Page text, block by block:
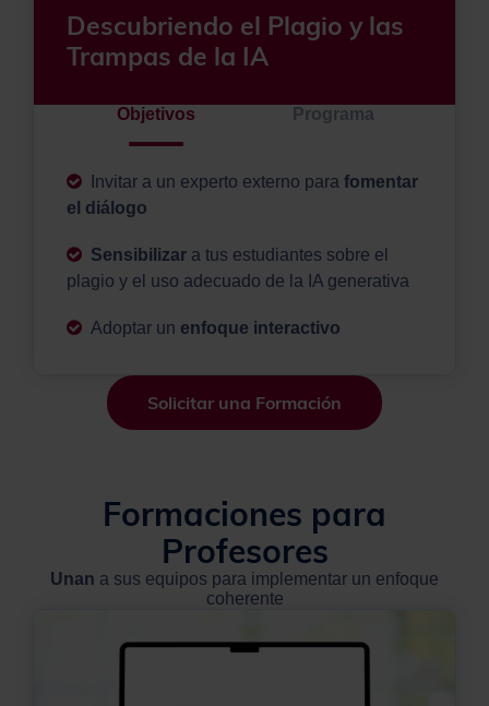
Descubriendo el Plagio y las
Trampas de la IA
Objetivos Programa
Invitar a un experto externo para fomentar
el diálogo
Sensibilizar a tus estudiantes sobre el
plagio y el uso adecuado de la IA generativa
Adoptar un enfoque interactivo
Solicitar una Formación
Formaciones para
Profesores
Unan a sus equipos para implementar un enfoque
coherente